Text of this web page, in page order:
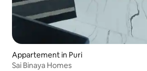
Appartement in Puri
Sai Binaya Homes